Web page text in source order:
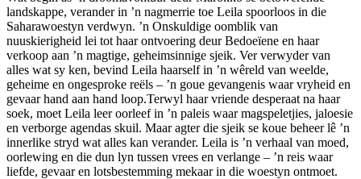
the
product
page
landskappe, verander in ’n nagmerrie toe Leila spoorloos in die
Saharawoestyn verdwyn. ’n Onskuldige oomblik van
nuuskierigheid lei tot haar ontvoering deur Bedoeïene en haar
verkoop aan ’n magtige, geheimsinnige sjeik. Ver verwyder van
alles wat sy ken, bevind Leila haarself in ’n wêreld van weelde,
geheime en ongesproke reëls – ’n goue gevangenis waar vryheid en
gevaar hand aan hand loop.Terwyl haar vriende desperaat na haar
soek, moet Leila leer oorleef in ’n paleis waar magspeletjies, jaloesie
en verborge agendas skuil. Maar agter die sjeik se koue beheer lê ’n
innerlike stryd wat alles kan verander. Leila is ’n verhaal van moed,
oorlewing en die dun lyn tussen vrees en verlange – ’n reis waar
liefde, gevaar en lotsbestemming mekaar in die woestyn ontmoet.